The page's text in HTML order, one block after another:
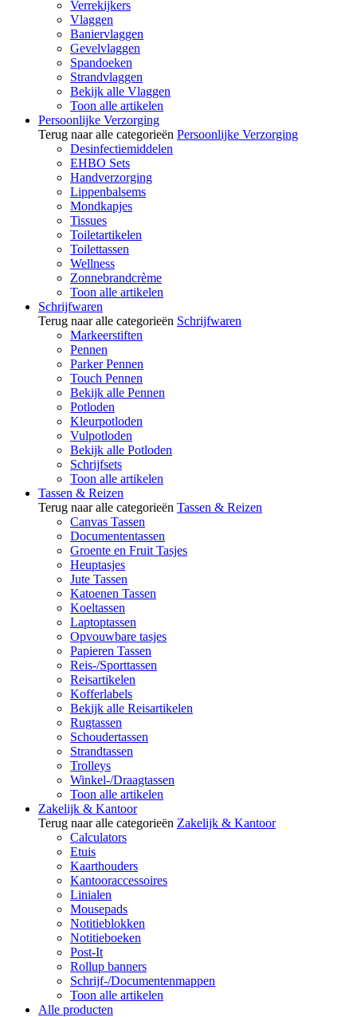
Verrekijkers
Vlaggen
Baniervlaggen
Gevelvlaggen
Spandoeken
Strandvlaggen
Bekijk alle Vlaggen
Toon alle artikelen
Persoonlijke Verzorging
Terug naar alle categorieën Persoonlijke Verzorging
Desinfectiemiddelen
EHBO Sets
Handverzorging
Lippenbalsems
Mondkapjes
Tissues
Toiletartikelen
Toilettassen
Wellness
Zonnebrandcrème
Toon alle artikelen
Schrijfwaren
Terug naar alle categorieën Schrijfwaren
Markeerstiften
Pennen
Parker Pennen
Touch Pennen
Bekijk alle Pennen
Potloden
Kleurpotloden
Vulpotloden
Bekijk alle Potloden
Schrijfsets
Toon alle artikelen
Tassen & Reizen
Terug naar alle categorieën Tassen & Reizen
Canvas Tassen
Documententassen
Groente en Fruit Tasjes
Heuptasjes
Jute Tassen
Katoenen Tassen
Koeltassen
Laptoptassen
Opvouwbare tasjes
Papieren Tassen
Reis-/Sporttassen
Reisartikelen
Kofferlabels
Bekijk alle Reisartikelen
Rugtassen
Schoudertassen
Strandtassen
Trolleys
Winkel-/Draagtassen
Toon alle artikelen
Zakelijk & Kantoor
Terug naar alle categorieën Zakelijk & Kantoor
Calculators
Etuis
Kaarthouders
Kantooraccessoires
Linialen
Mousepads
Notitieblokken
Notitieboeken
Post-It
Rollup banners
Schrijf-/Documentenmappen
Toon alle artikelen
Alle producten